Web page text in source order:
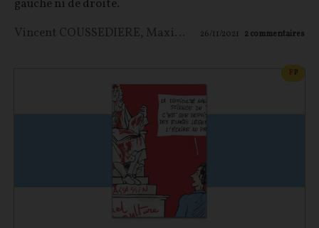
gauche ni de droite.
Vincent COUSSEDIERE, Maxime LE NAGARD 26/11/2021 2commentaires
FP